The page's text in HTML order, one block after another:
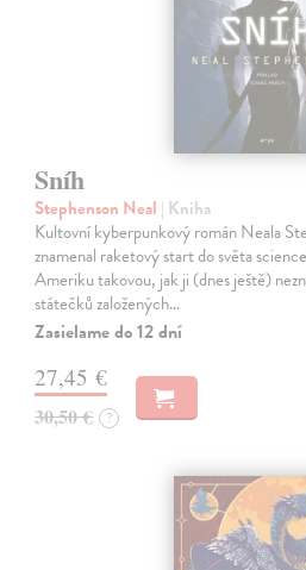
Sníh
Stephenson Neal | Kniha
Kultovní kyberpunkový román Neala
znamenal raketový start do světa
Ameriku takovou, jak ji (dnes ještě)
státečků založených…
Zasielame do 12 dní
27,45 €
30,50 € ?